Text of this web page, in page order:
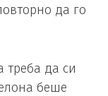
да го
треба да си
беше